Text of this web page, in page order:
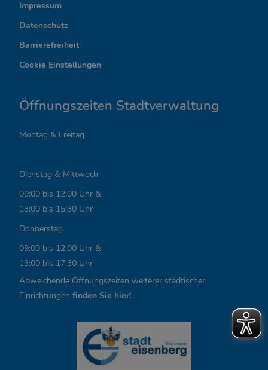
r
e
s
a
t
L
i
n
k
s
,
Impressum
Datenschutz
Barrierefreiheit
Cookie Einstellungen
Öffnungszeiten Stadtverwaltung
Montag & Freitag
Dienstag & Mittwoch
09:00 bis 12:00 Uhr &
13:00 bis 15:30 Uhr
Donnerstag
09:00 bis 12:00 Uhr &
13:00 bis 17:30 Uhr
Abweichende Öffnungszeiten weiterer städtischer
Einrichtungen finden Sie hier!